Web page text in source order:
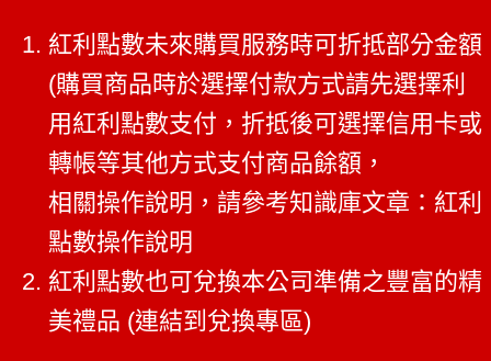
紅利點數未來購買服務時可折抵部分金額
(購買商品時於選擇付款方式請先選擇利
用紅利點數支付，折抵後可選擇信用卡或
轉帳等其他方式支付商品餘額，
相關操作說明，請參考知識庫文章： 紅利
點數操作說明
紅利點數也可兌換本公司準備之豐富的精
美禮品 (連結到兌換專區)